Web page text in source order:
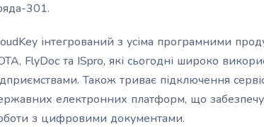
301.
інтегрований з усіма програмними
FlyDoc та ISpro, які сьогодні широко
Також триває підключення
електронних платформ, що
з цифровими документами.